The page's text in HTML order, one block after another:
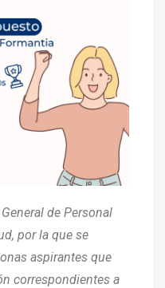
de Personal
por la que se
aspirantes que
correspondientes a